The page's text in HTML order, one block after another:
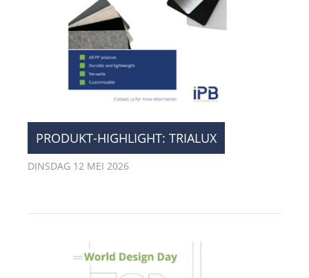
PRODUKT-HIGHLIGHT: TRIALUX
DINSDAG 12 MEI 2026